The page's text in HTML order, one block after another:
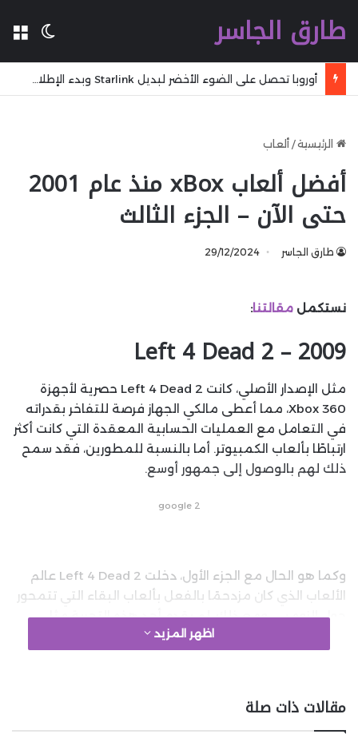
طارق الجاسر
أوروبا تحصل على الضوء الأخضر لبديل Starlink وبدء الإطلاق في 2029
الرئيسية/ ألعاب
أفضل ألعاب xBox منذ عام 2001
حتى الآن – الجزء الثالث
طارق الجاسر 29/12/2024
نستكمل مقالتنا:
2009 – Left 4 Dead 2
مثل الإصدار الأصلي، كانت Left 4 Dead 2 حصرية لأجهزة
Xbox 360، مما أعطى مالكي الجهاز فرصة للتفاخر بقدراته
في التعامل مع العمليات الحسابية المعقدة التي كانت أكثر
ارتباطًا بألعاب الكمبيوتر. أما بالنسبة للمطورين، فقد سمح
ذلك لهم بالوصول إلى جمهور أوسع.
google 2
وكما هو الحال مع الجزء الأول، دخلت Left 4 Dead 2 عالم
الألعاب الذي كان مزدحمًا بالفعل بألعاب البقاء التي تتمحور
حول الزومبي. ومع ذلك، لم يقدم أحد هذه التجربة مثل
Valve وTurtle RockK بفضل آليات اللعب البسيطة،
والتصميم الصوتي المذهل، والتوازن المثالي بين اللاعبين
على السطح، قد تبدو اللعبة كأنها “مجرد زيادة في كل
شيء”: خرائط جديدة، وشخصيات جديدة، وأسلحة جديدة،
اظهر المزيد
مقالات ذات صلة